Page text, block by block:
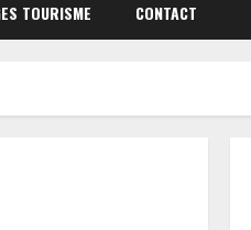
TOURISME CONTACT